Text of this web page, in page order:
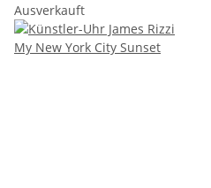
Ausverkauft